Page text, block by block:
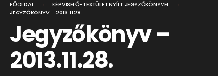
FŐOLDAL
KÉPVISELŐ-TESTÜLET NYÍLT JEGYZŐKÖNYVEI
JEGYZŐKÖNYV – 2013.11.28.
Jegyzőkönyv –
2013.11.28.